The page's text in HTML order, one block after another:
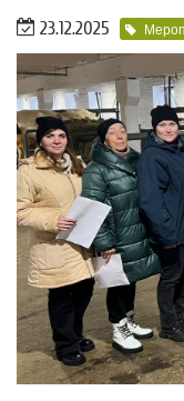
23.12.2025